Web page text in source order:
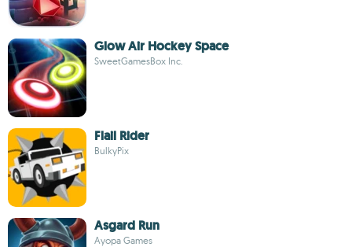
Glow Air Hockey Space
SweetGamesBox Inc.
Flail Rider
BulkyPix
Asgard Run
Ayopa Games